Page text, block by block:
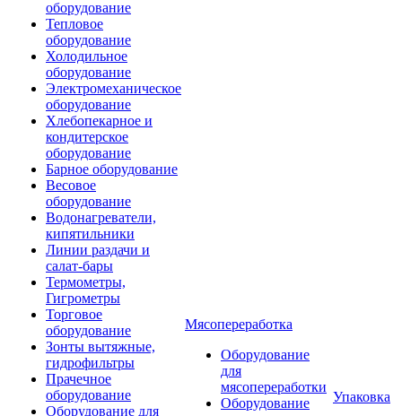
оборудование
Тепловое
оборудование
Холодильное
оборудование
Электромеханическое
оборудование
Хлебопекарное и
кондитерское
оборудование
Барное оборудование
Весовое
оборудование
Водонагреватели,
кипятильники
Линии раздачи и
салат-бары
Термометры,
Гигрометры
Торговое
оборудование
Зонты вытяжные,
гидрофильтры
Прачечное
оборудование
Оборудование для
Мясопереработка
Оборудование
для
мясопереработки
Оборудование
Упаковка